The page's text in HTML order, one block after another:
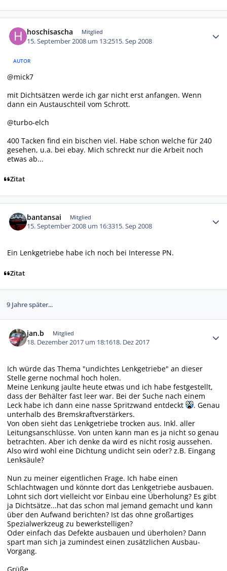
hoschisascha Mitglied
15. September 2008 um 13:2515. Sep 2008
AUTOR
@mick7
mit Dichtsätzen werde ich gar nicht erst anfangen. Wenn
dann ein Austauschteil vom Schrott.
@turbo-elch
400 Tacken find ein bischen viel. Habe schon welche für 240
gesehen, u.a. bei ebay. Mich schreckt nur die Arbeit noch
etwas ab...
Zitat
bantansai Mitglied
15. September 2008 um 16:3315. Sep 2008
Ein Lenkgetriebe habe ich noch bei Interesse PN.
Zitat
9 Jahre später...
jan.b Mitglied
18. Dezember 2017 um 18:1618. Dez 2017
Ich würde das Thema "undichtes Lenkgetriebe" an dieser
Stelle gerne nochmal hoch holen.
Meine Lenkung jaulte heute etwas und ich habe festgestellt,
dass der Behälter fast leer war. Bei der Suche nach einem
Leck habe ich dann eine nasse Spritzwand entdeckt
. Genau
unterhalb des Bremskraftverstärkers.
Von oben sieht das Lenkgetriebe trocken aus. Inkl. aller
Leitungsanschlüsse. Von unten kann man es ja nicht so genau
betrachten. Aber ich denke da wird es nicht rosig aussehen.
Also wird wohl eine Dichtung undicht sein oder? z.B. Eingang
Lenksäule?
Nun zu meiner eigentlichen Frage. Ich habe einen
Schlachtwagen und könnte dort das Lenkgetriebe ausbauen.
Lohnt sich dort vielleicht vor Einbau eine Überholung? Es gibt
ja Dichtsätze...hat das schon mal jemand gemacht und kann
über den Aufwand berichten? Ist das ohne großartiges
Spezialwerkzeug zu bewerkstelligen?
Oder einfach das Defekte ausbauen und überholen? Dann
spart man sich ja zumindest einen zusätzlichen Ausbau-
Vorgang.